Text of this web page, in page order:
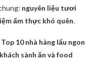
nguyên liệu tươi
ẩm thực khó quên.
Top 10nhà hàng lẩu ngon
sành ăn và food